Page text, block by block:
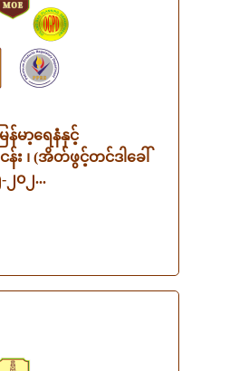
န်မာ့ရေနံနှင့်
၊ (အိတ်ဖွင့်တင်ဒါခေါ်
၂၀၂...